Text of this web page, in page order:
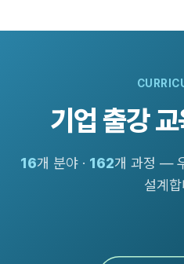
기업 출강
16개 분야 · 162개 과정 —
설계